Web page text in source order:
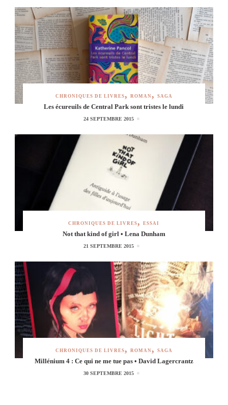
CHRONIQUES DE LIVRES ROMAN SAGA
Les écureuils de Central Park sont tristes le lundi
24 SEPTEMBRE 2015
CHRONIQUES DE LIVRES ESSAI
Not that kind of girl • Lena Dunham
21 SEPTEMBRE 2015
CHRONIQUES DE LIVRES ROMAN SAGA
Millénium 4 : Ce qui ne me tue pas • David Lagercrantz
30 SEPTEMBRE 2015